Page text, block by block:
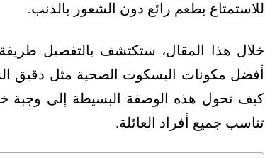
للاستمتاع بطعم رائع دون الشعور بالذنب.
خلال هذا المقال، ستكتشف بالتفصيل
أفضل مكونات البسكوت الصحية مثل دقيق
كيف تحول هذه الوصفة البسيطة إلى وجبة
تناسب جميع أفراد العائلة.